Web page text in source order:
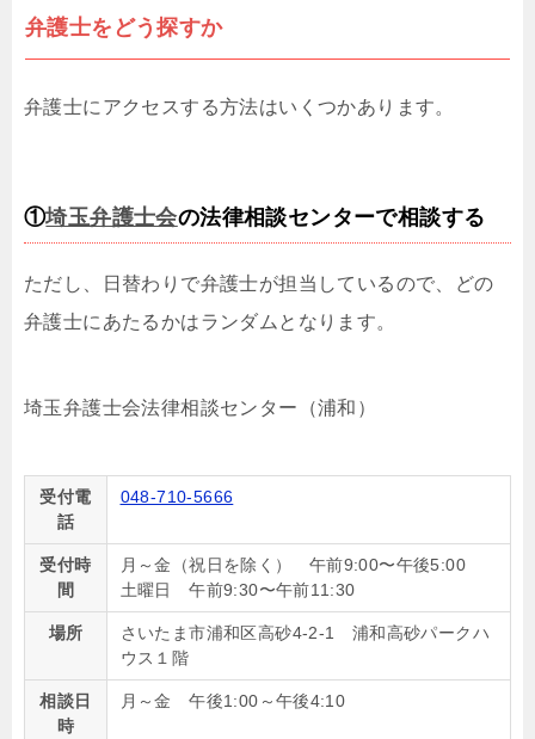
弁護士をどう探すか
弁護士にアクセスする方法はいくつかあります。
①埼玉弁護士会の法律相談センターで相談する
ただし、日替わりで弁護士が担当しているので、どの
弁護士にあたるかはランダムとなります。
埼玉弁護士会法律相談センター（浦和）
受付電
話
048-710-5666
受付時
間
月～金（祝日を除く） 午前9:00〜午後5:00
土曜日 午前9:30〜午前11:30
場所
さいたま市浦和区高砂4-2-1 浦和高砂パークハ
ウス１階
相談日
時
月～金 午後1:00～午後4:10